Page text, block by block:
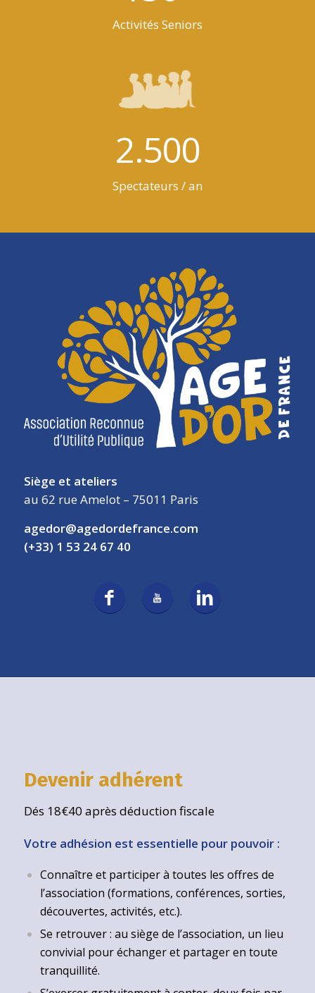
Activités Seniors
2.500
Spectateurs / an
Siège et ateliers
au 62 rue Amelot – 75011 Paris
agedor@agedordefrance.com
(+33) 1 53 24 67 40
Devenir adhérent
Dés 18€40 après déduction fiscale
Votre adhésion est essentielle pour pouvoir :
Connaître et participer à toutes les offres de
l’association (formations, conférences, sorties,
découvertes, activités, etc.).
Se retrouver : au siège de l’association, un lieu
convivial pour échanger et partager en toute
tranquillité.